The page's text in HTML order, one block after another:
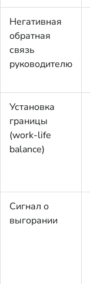
Негативная
обратная
связь
руководителю
Установка
границы
(work-life
balance)
Сигнал о
выгорании